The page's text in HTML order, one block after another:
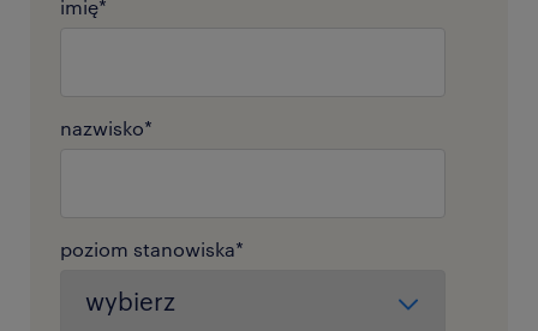
imię*
nazwisko*
poziom stanowiska*